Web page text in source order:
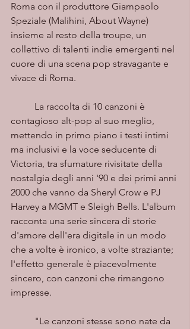
Roma con il produttore Giampaolo
Speziale (Malihini, About Wayne)
insieme al resto della troupe, un
collettivo di talenti indie emergenti nel
cuore di una scena pop stravagante e
vivace di Roma.
contagioso alt-pop al suo meglio,
mettendo in primo piano i testi intimi
ma inclusivi e la voce seducente di
Victoria, tra sfumature rivisitate della
nostalgia degli anni '90 e dei primi anni
2000 che vanno da Sheryl Crow e PJ
Harvey a MGMT e Sleigh Bells. L'album
racconta una serie sincera di storie
d'amore dell'era digitale in un modo
che a volte è ironico, a volte straziante;
l'effetto generale è piacevolmente
sincero, con canzoni che rimangono
impresse.